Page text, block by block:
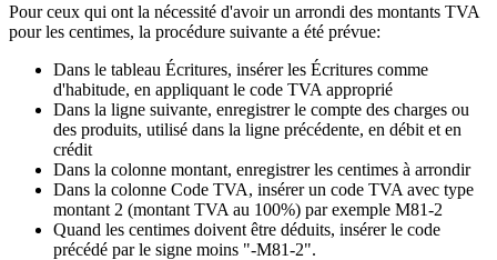
Pour ceux qui ont la nécessité d'avoir un arrondi des montants TVA
pour les centimes, la procédure suivante a été prévue:
Dans le tableau Écritures, insérer les Écritures comme
d'habitude, en appliquant le code TVA approprié
Dans la ligne suivante, enregistrer le compte des charges ou
des produits, utilisé dans la ligne précédente, en débit et en
crédit
Dans la colonne montant, enregistrer les centimes à arrondir
Dans la colonne Code TVA, insérer un code TVA avec type
montant 2 (montant TVA au 100%) par exemple M81-2
Quand les centimes doivent être déduits, insérer le code
précédé par le signe moins "-M81-2".